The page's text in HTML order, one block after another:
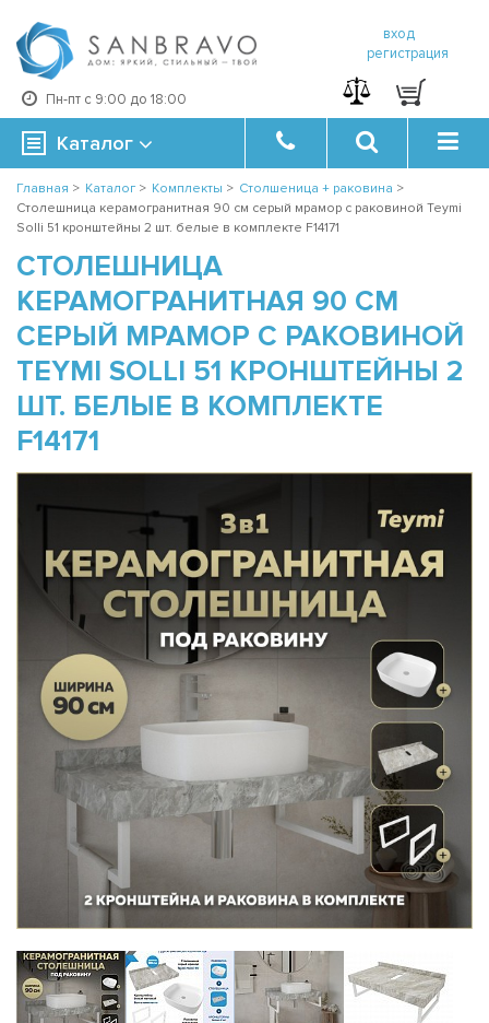
Пн-пт с 9:00 до 18:00
вход
регистрация
Каталог
Главная > Каталог > Комплекты > Столшеница + раковина >
Столешница керамогранитная 90 см серый мрамор с раковиной Teymi
Solli 51 кронштейны 2 шт. белые в комплекте F14171
СТОЛЕШНИЦА
КЕРАМОГРАНИТНАЯ 90 СМ
СЕРЫЙ МРАМОР С РАКОВИНОЙ
TEYMI SOLLI 51 КРОНШТЕЙНЫ 2
ШТ. БЕЛЫЕ В КОМПЛЕКТЕ
F14171